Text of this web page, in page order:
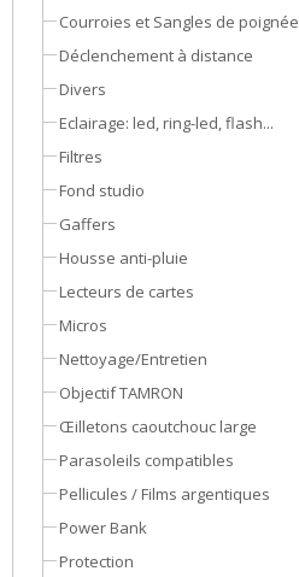
Courroies et Sangles de poignée
Déclenchement à distance
Divers
Eclairage: led, ring-led, flash...
Filtres
Fond studio
Gaffers
Housse anti-pluie
Lecteurs de cartes
Micros
Nettoyage/Entretien
Objectif TAMRON
Œilletons caoutchouc large
Parasoleils compatibles
Pellicules / Films argentiques
Power Bank
Protection